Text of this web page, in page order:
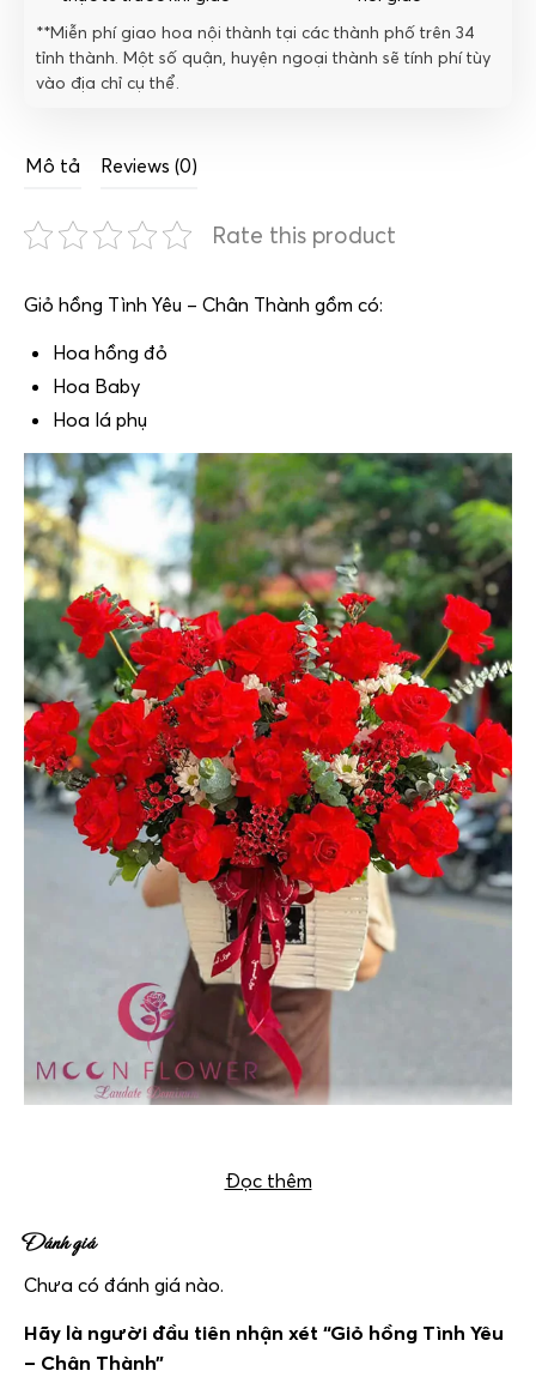
**Miễn phí giao hoa nội thành tại các thành phố trên 34
tỉnh thành. Một số quận, huyện ngoại thành sẽ tính phí tùy
vào địa chỉ cụ thể.
Mô tả Reviews (0)
Rate this product
Giỏ hồng Tình Yêu – Chân Thành gồm có:
Hoa hồng đỏ
Hoa Baby
Hoa lá phụ
Đọc thêm
Đánh giá
Chưa có đánh giá nào.
Hãy là người đầu tiên nhận xét “Giỏ hồng Tình Yêu
– Chân Thành”